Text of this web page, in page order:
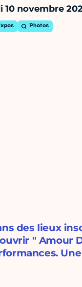
10 novembre
Photos
des lieux
" Amour